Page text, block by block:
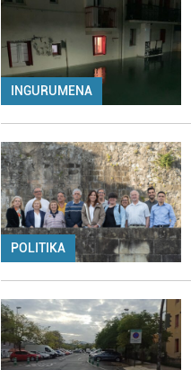
INGURUMENA
POLITIKA